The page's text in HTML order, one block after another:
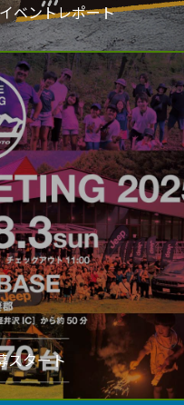
ベントレポート
スタート